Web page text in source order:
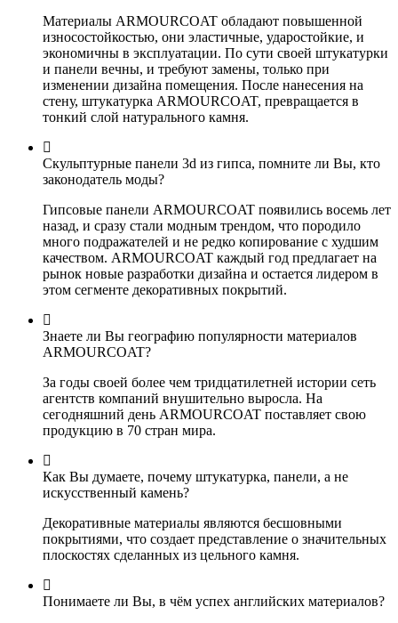
Материалы ARMOURCOAT обладают повышенной
износостойкостью, они эластичные, ударостойкие, и
экономичны в эксплуатации. По сути своей штукатурки
и панели вечны, и требуют замены, только при
изменении дизайна помещения. После нанесения на
стену, штукатурка ARMOURCOAT, превращается в
тонкий слой натурального камня.
Скульптурные панели 3d из гипса, помните ли Вы, кто
законодатель моды?
Гипсовые панели ARMOURCOAT появились восемь лет
назад, и сразу стали модным трендом, что породило
много подражателей и не редко копирование с худшим
качеством. ARMOURCOAT каждый год предлагает на
рынок новые разработки дизайна и остается лидером в
этом сегменте декоративных покрытий.
Знаете ли Вы географию популярности материалов
ARMOURCOAT?
За годы своей более чем тридцатилетней истории сеть
агентств компаний внушительно выросла. На
сегодняшний день ARMOURCOAT поставляет свою
продукцию в 70 стран мира.
Как Вы думаете, почему штукатурка, панели, а не
искусственный камень?
Декоративные материалы являются бесшовными
покрытиями, что создает представление о значительных
плоскостях сделанных из цельного камня.
Понимаете ли Вы, в чём успех английских материалов?